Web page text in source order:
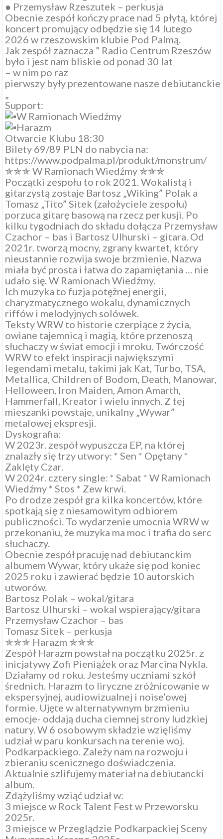
● Przemysław Rzeszutek – perkusja
Obecnie zespół kończy prace nad 5 płytą, której
koncert promujący odbędzie się 14 lutego
2026 w rzeszowskim klubie Pod Palmą.
Jak zespół zaznacza ” Radio Centrum Rzeszów
było i jest nam bliskie od ponad 30 lat
– w nim po raz
pierwszy były prezentowane nasze debiutanckie
„
Support:
W Ramionach Wiedźmy
Harazm
Otwarcie Klubu 18:30
Bilety 69/89 PLN do nabycia na:
https://www.podpalma.pl/produkt/monstrum/
✯✯✯ W Ramionach Wiedźmy ✯✯✯
Początki zespołu to rok 2021. Wokalistą i
gitarzystą zostaje Bartosz „Wiking” Polak a
Tomasz „Tito” Sitek (założyciele zespołu)
porzuca gitarę basową na rzecz perkusji. Po
kilku tygodniach do składu dołącza Przemysław
Czachor – bas i Bartosz Ulhurski – gitara. Od
2021r. tworzą mocny, zgrany kwartet, który
nieustannie rozwija swoje brzmienie. Nazwa
miała być prosta i łatwa do zapamiętania … nie
udało się. W Ramionach Wiedźmy.
Ich muzyka to fuzja potężnej energii,
charyzmatycznego wokalu, dynamicznych
riffów i melodyjnych solówek.
Teksty WRW to historie czerpiące z życia,
owiane tajemnicą i magią, które przenoszą
słuchaczy w świat emocji i mroku. Twórczość
WRW to efekt inspiracji największymi
legendami metalu, takimi jak Kat, Turbo, TSA,
Metallica, Children of Bodom, Death, Manowar,
Helloween, Iron Maiden, Amon Amarth,
Hammerfall, Kreator i wielu innych. Z tej
mieszanki powstaje, unikalny „Wywar”
metalowej ekspresji.
Dyskografia:
W 2023r. zespół wypuszcza EP, na której
znalazły się trzy utwory: * Sen * Opętany *
Zaklęty Czar.
W 2024r. cztery single: * Sabat * W Ramionach
Wiedźmy * Stos * Zew krwi.
Po drodze zespół gra kilka koncertów, które
spotkają się z niesamowitym odbiorem
publiczności. To wydarzenie umocnia WRW w
przekonaniu, że muzyka ma moc i trafia do serc
słuchaczy.
Obecnie zespół pracuję nad debiutanckim
albumem Wywar, który ukaże się pod koniec
2025 roku i zawierać będzie 10 autorskich
utworów.
Bartosz Polak – wokal/gitara
Bartosz Ulhurski – wokal wspierający/gitara
Przemysław Czachor – bas
Tomasz Sitek – perkusja
✯✯✯ Harazm ✯✯✯
Zespół Harazm powstał na początku 2025r. z
inicjatywy Zofi Pieniążek oraz Marcina Nykla.
Działamy od roku. Jesteśmy uczniami szkół
średnich. Harazm to liryczne zróżnicowanie w
ekspersyjnej, audiowizualnej i noise’owej
formie. Ujęte w alternatywnym brzmieniu
emocje- oddają ducha ciemnej strony ludzkiej
natury. W 6 osobowym składzie wzięliśmy
udział w paru konkursach na terenie woj.
Podkarpackiego. Zależy nam na rozwoju i
zbieraniu scenicznego doświadczenia.
Aktualnie szlifujemy materiał na debiutancki
album.
Zdążyliśmy wziąć udział w:
3 miejsce w Rock Talent Fest w Przeworsku
2025r.
3 miejsce w Przeglądzie Podkarpackiej Sceny